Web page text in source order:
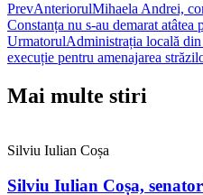
PrevAnteriorulMihaela Andrei,
Constanța nu s-au demarat
UrmatorulAdministrația locală din
execuție pentru amenajarea
Mai multe stiri
Silviu Iulian Coșa
Silviu Iulian Coșa,